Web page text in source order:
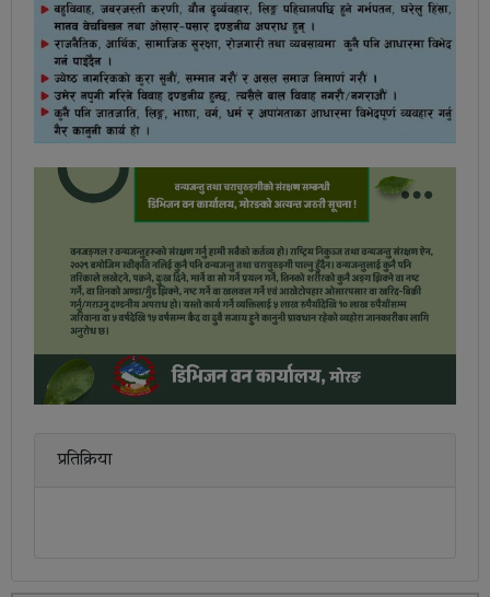
प्रतिक्रिया